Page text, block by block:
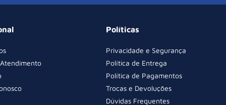
Políticas
Privacidade e Segurança
Política de Entrega
Política de Pagamentos
Trocas e Devoluções
Dúvidas Frequentes